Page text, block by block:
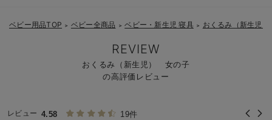
ベビー用品TOP ＞ ベビー全商品 ＞ ベビー・新生児 寝具 ＞ おくるみ（新生児）
REVIEW
おくるみ（新生児） 女の子
の高評価レビュー
レビュー 4.58 19件